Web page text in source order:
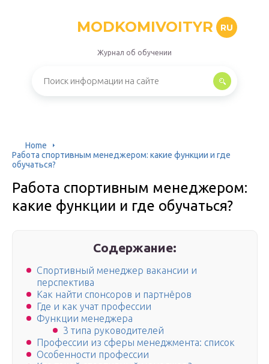
MODKOMIVOITYR RU
Журнал об обучении
Home
Работа спортивным менеджером: какие функции и где
обучаться?
Работа спортивным менеджером:
какие функции и где обучаться?
Содержание:
Спортивный менеджер вакансии и
перспектива
Как найти спонсоров и партнёров
Где и как учат профессии
Функции менеджера
3 типа руководителей
Профессии из сферы менеджмента: список
Особенности профессии